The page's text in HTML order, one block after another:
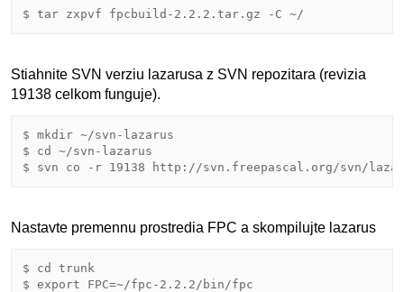
Stiahnite SVN verziu lazarusa z SVN repozitara (revizia
19138 celkom funguje).
$ mkdir ~/svn-lazarus
$ cd ~/svn-lazarus
Nastavte premennu prostredia FPC a skompilujte lazarus
$ cd trunk
$ export FPC=~/fpc-2.2.2/bin/fpc